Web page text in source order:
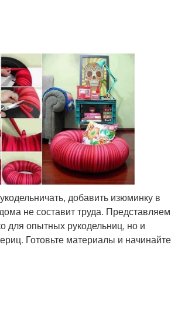
добавить изюминку в
не составит труда. Представляем
для опытных рукодельниц, но и
Готовьте материалы и начинайте